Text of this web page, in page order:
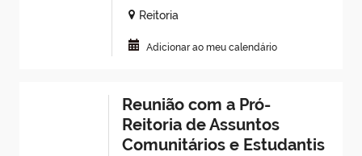
Reitoria
Adicionar ao meu calendário
Reunião com a Pró-
Reitoria de Assuntos
Comunitários e Estudantis